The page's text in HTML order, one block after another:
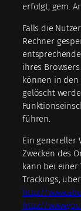
erfolgt, gem.
Falls die
Rechner
ihres
können in den
gelöscht
führen.
Ein genereller
Zwecken des
kann bei einer
Trackings,
http://
http://